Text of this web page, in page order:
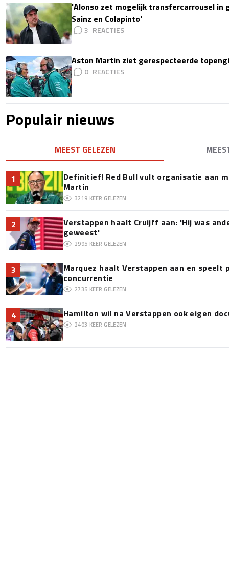
'Alonso zet mogelijk transfercarrousel in
Sainz en Colapinto'
3
Aston Martin ziet gerespecteerde
0
Populair nieuws
MEEST GELEZEN
1
Definitief! Red Bull vult organisatie aan
Martin
3219 KEER GELEZEN
2
Verstappen haalt Cruijff aan: 'Hij was
geweest'
2995 KEER GELEZEN
3
Marquez haalt Verstappen aan en speelt
concurrentie
2735 KEER GELEZEN
4 Hamilton wil na Verstappen ook eigen
2403 KEER GELEZEN